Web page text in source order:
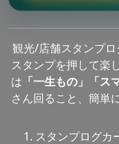
観光/店舗スタンプ
スタンプを押して楽
は 「一生もの」「ス
さん回ること、簡単
スタンプログカ